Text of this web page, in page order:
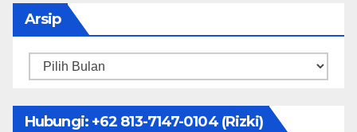
Arsip
Arsip
Hubungi: ‪+62 813-7147-0104‬ (Rizki)